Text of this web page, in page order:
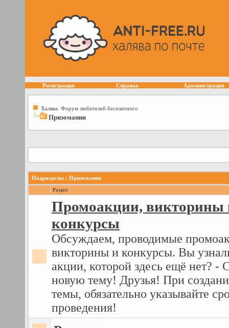
Регистрация Справка Администрация
Халява. Форум любителей бесплатного
Призомания
Подразделы : Призомания
Раздел
Промоакции, викторины
конкурсы
Обсуждаем, проводимые
викторины и конкурсы. Вы
акции, которой здесь ещё нет? -
новую тему! Друзья! При
темы, обязательно указывайте
проведения!